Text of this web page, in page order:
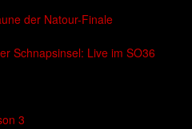
der Natour-Finale
Schnapsinsel: Live im SO36
3